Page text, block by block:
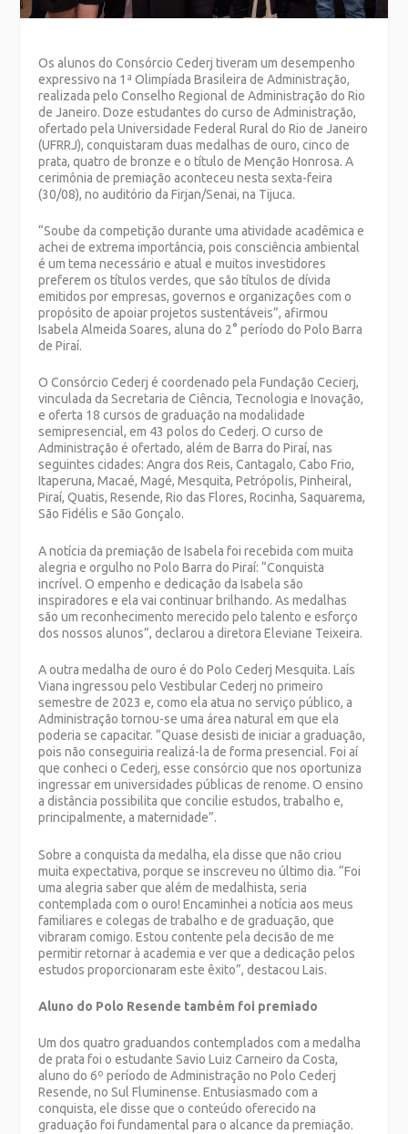
Os alunos do Consórcio Cederj tiveram um desempenho
expressivo na 1ª Olimpíada Brasileira de Administração,
realizada pelo Conselho Regional de Administração do Rio
de Janeiro. Doze estudantes do curso de Administração,
ofertado pela Universidade Federal Rural do Rio de Janeiro
(UFRRJ), conquistaram duas medalhas de ouro, cinco de
prata, quatro de bronze e o título de Menção Honrosa. A
cerimônia de premiação aconteceu nesta sexta-feira
(30/08), no auditório da Firjan/Senai, na Tijuca.
“Soube da competição durante uma atividade acadêmica e
achei de extrema importância, pois consciência ambiental
é um tema necessário e atual e muitos investidores
preferem os títulos verdes, que são títulos de dívida
emitidos por empresas, governos e organizações com o
propósito de apoiar projetos sustentáveis”, afirmou
Isabela Almeida Soares, aluna do 2° período do Polo Barra
de Piraí.
O Consórcio Cederj é coordenado pela Fundação Cecierj,
vinculada da Secretaria de Ciência, Tecnologia e Inovação,
e oferta 18 cursos de graduação na modalidade
semipresencial, em 43 polos do Cederj. O curso de
Administração é ofertado, além de Barra do Piraí, nas
seguintes cidades: Angra dos Reis, Cantagalo, Cabo Frio,
Itaperuna, Macaé, Magé, Mesquita, Petrópolis, Pinheiral,
Piraí, Quatis, Resende, Rio das Flores, Rocinha, Saquarema,
São Fidélis e São Gonçalo.
A notícia da premiação de Isabela foi recebida com muita
alegria e orgulho no Polo Barra do Piraí: “Conquista
incrível. O empenho e dedicação da Isabela são
inspiradores e ela vai continuar brilhando. As medalhas
são um reconhecimento merecido pelo talento e esforço
dos nossos alunos”, declarou a diretora Eleviane Teixeira.
A outra medalha de ouro é do Polo Cederj Mesquita. Laís
Viana ingressou pelo Vestibular Cederj no primeiro
semestre de 2023 e, como ela atua no serviço público, a
Administração tornou-se uma área natural em que ela
poderia se capacitar. “Quase desisti de iniciar a graduação,
pois não conseguiria realizá-la de forma presencial. Foi aí
que conheci o Cederj, esse consórcio que nos oportuniza
ingressar em universidades públicas de renome. O ensino
a distância possibilita que concilie estudos, trabalho e,
principalmente, a maternidade”.
Sobre a conquista da medalha, ela disse que não criou
muita expectativa, porque se inscreveu no último dia. “Foi
uma alegria saber que além de medalhista, seria
contemplada com o ouro! Encaminhei a notícia aos meus
familiares e colegas de trabalho e de graduação, que
vibraram comigo. Estou contente pela decisão de me
permitir retornar à academia e ver que a dedicação pelos
estudos proporcionaram este êxito”, destacou Lais.
Aluno do Polo Resende também foi premiado
Um dos quatro graduandos contemplados com a medalha
de prata foi o estudante Savio Luiz Carneiro da Costa,
aluno do 6º período de Administração no Polo Cederj
Resende, no Sul Fluminense. Entusiasmado com a
conquista, ele disse que o conteúdo oferecido na
graduação foi fundamental para o alcance da premiação.